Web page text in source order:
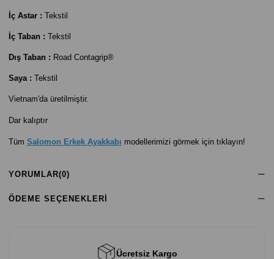
İç Astar : Tekstil
İç Taban : Tekstil
Dış Taban : Road Contagrip®
Saya : Tekstil
Vietnam'da üretilmiştir.
Dar kalıptır
Tüm Salomon Erkek Ayakkabı modellerimizi görmek için tıklayın!
YORUMLAR(0)
ÖDEME SEÇENEKLERI
Ücretsiz Kargo